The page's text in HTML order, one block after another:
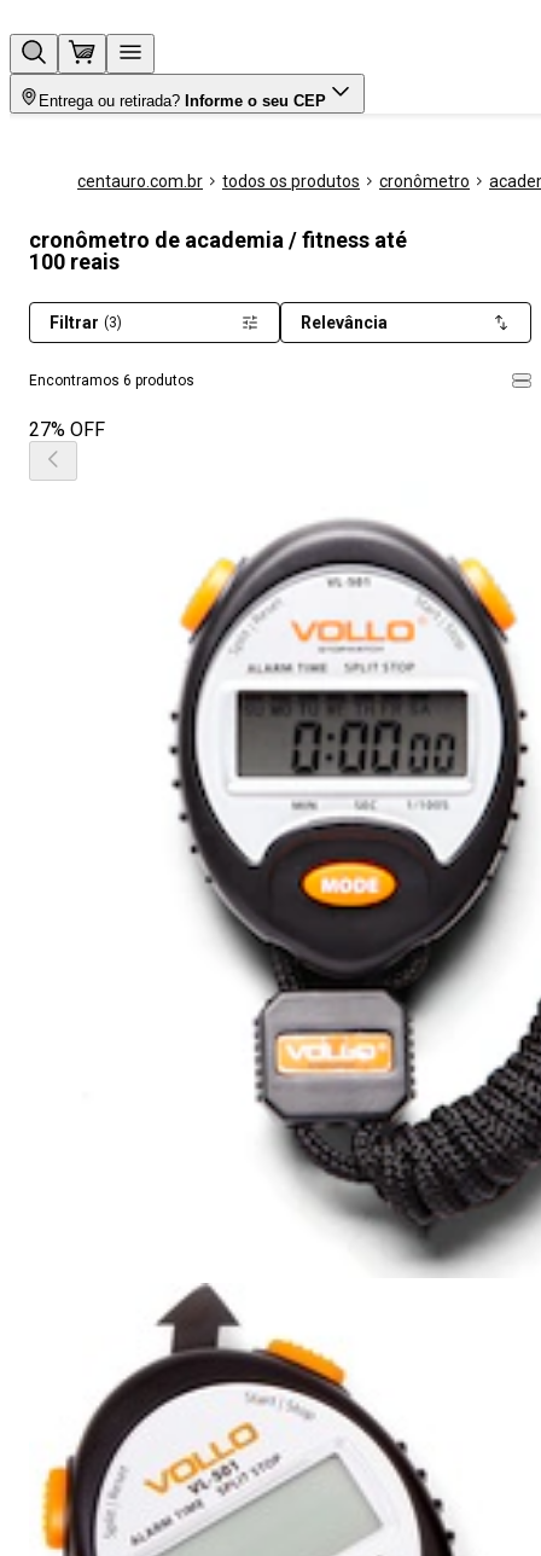
Entrega ou retirada? Informe o seu CEP
centauro.com.br todos os produtos cronômetro
cronômetro de academia / fitness até
100 reais
Encontramos 6 produtos
Filtrar (3) Relevância
27% OFF